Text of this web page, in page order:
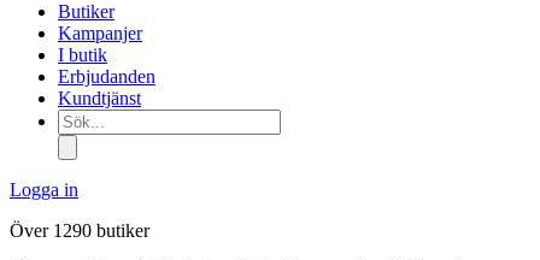
Butiker
Kampanjer
I butik
Erbjudanden
Kundtjänst
Sök...
Logga in
Över 1290 butiker